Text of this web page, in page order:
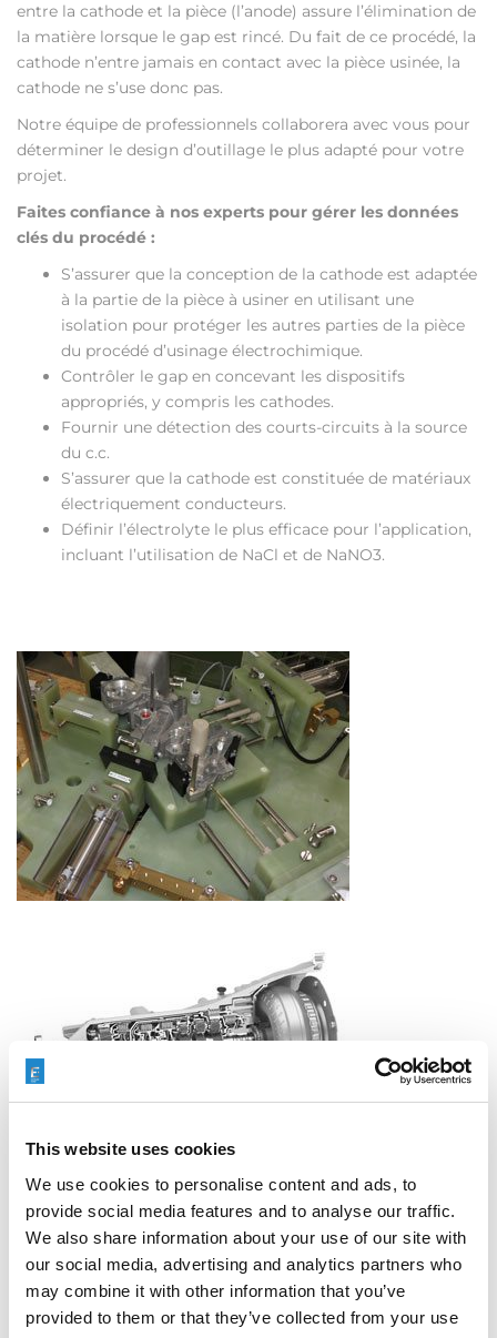
This website uses cookies
We use cookies to personalise content and ads, to
provide social media features and to analyse our traffic.
We also share information about your use of our site with
our social media, advertising and analytics partners who
may combine it with other information that you’ve
provided to them or that they’ve collected from your use
entre la cathode et la pièce (l’anode) assure l’élimination de
la matière lorsque le gap est rincé. Du fait de ce procédé, la
cathode n’entre jamais en contact avec la pièce usinée, la
cathode ne s’use donc pas.
Notre équipe de professionnels collaborera avec vous pour
déterminer le design d’outillage le plus adapté pour votre
projet.
Faites confiance à nos experts pour gérer les données
clés du procédé :
S’assurer que la conception de la cathode est adaptée
à la partie de la pièce à usiner en utilisant une
isolation pour protéger les autres parties de la pièce
du procédé d’usinage électrochimique.
Contrôler le gap en concevant les dispositifs
appropriés, y compris les cathodes.
Fournir une détection des courts-circuits à la source
du c.c.
S’assurer que la cathode est constituée de matériaux
électriquement conducteurs.
Définir l’électrolyte le plus efficace pour l’application,
incluant l’utilisation de NaCl et de NaNO3.